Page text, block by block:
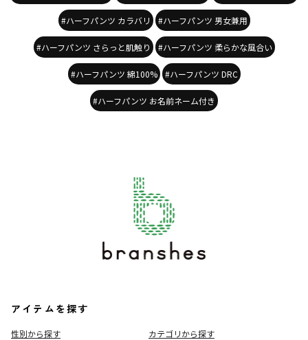
#ハーフパンツ カラバリ #ハーフパンツ 男女兼用
#ハーフパンツ さらっと肌触り #ハーフパンツ 柔らかな風合い
#ハーフパンツ 綿100% #ハーフパンツ DRC
#ハーフパンツ お名前ネーム付き
アイテムを探す
性別から探す
カテゴリから探す